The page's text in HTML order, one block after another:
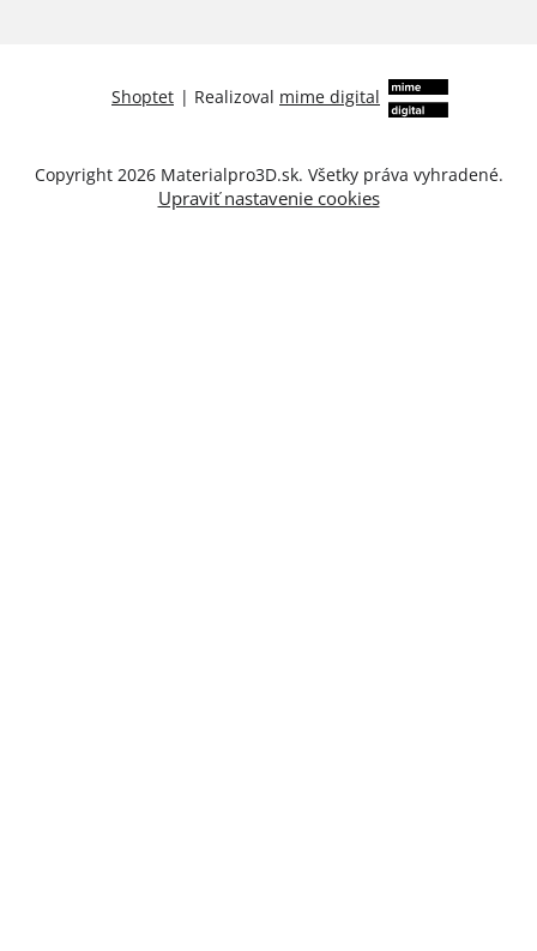
Shoptet | Realizoval mime digital
Copyright 2026 Materialpro3D.sk. Všetky práva vyhradené.
Upraviť nastavenie cookies